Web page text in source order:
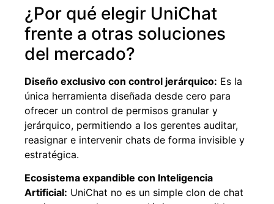
¿Por qué elegir UniChat
frente a otras soluciones
del mercado?
Diseño exclusivo con control jerárquico: Es la
única herramienta diseñada desde cero para
ofrecer un control de permisos granular y
jerárquico, permitiendo a los gerentes auditar,
reasignar e intervenir chats de forma invisible y
estratégica.
Ecosistema expandible con Inteligencia
Artificial: UniChat no es un simple clon de chat